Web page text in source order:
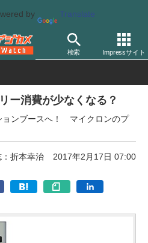
by Translate
検索 Impressサイト
録メディア/カードリーダー レキ
ー消費が少なくなる？
ョンブースへ！ マイクロンのプ
：折本幸治 2017年2月17日 07:00